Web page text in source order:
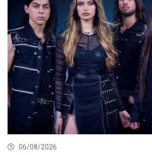
06/08/2026